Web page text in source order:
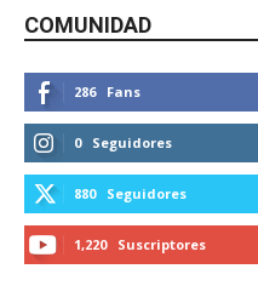
COMUNIDAD
286 Fans
0 Seguidores
880 Seguidores
1,220 Suscriptores